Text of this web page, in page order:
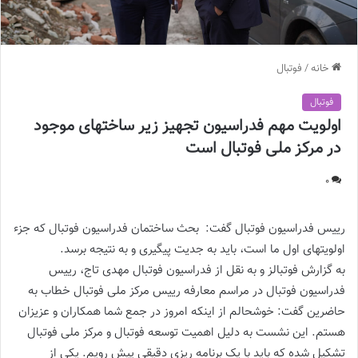
خانه/ فوتبال
فوتبال
اولویت مهم فدراسیون تجهیز زیر ساختهای موجود
در مرکز ملی فوتبال است
0
رییس فدراسیون فوتبال گفت: بحث ساختمان فدراسیون فوتبال که جزء
اولویتهای اول ما است، باید به جدیت پیگیری و به نتیجه برسد.
به گزارش فوتبالز و به نقل از فدراسیون فوتبال مهدی تاج، رییس
فدراسیون فوتبال در مراسم معارفه رییس مرکز ملی فوتبال خطاب به
حاضرین گفت: خوشحالم از اینکه امروز در جمع شما همکاران و عزیزان
هستم. این نشست به دلیل اهمیت توسعه فوتبال و مرکز ملی فوتبال
تشکیل شده که باید با یک برنامه ریزی دقیقی پیش رویم. یکی از